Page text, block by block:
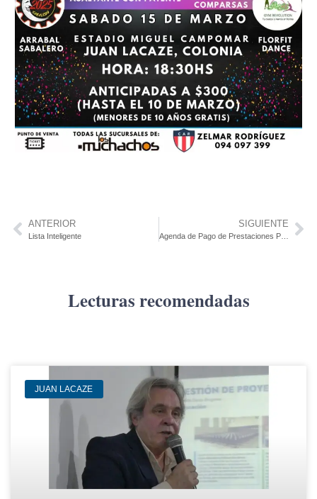
ANTERIOR
Lista Inteligente
SIGUIENTE
Agenda de Pago de Prestaciones Para Activos – Marzo 2025
Lecturas recomendadas
JUAN LACAZE